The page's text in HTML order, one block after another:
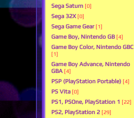
Sega Saturn [0]
Sega 32X [0]
Sega Game Gear [1]
Game Boy, Nintendo GB [4]
Game Boy Color, Nintendo GBC
[1]
Game Boy Advance, Nintendo
GBA [4]
PSP (PlayStation Portable) [4]
PS Vita [0]
PS1, PSOne, PlayStation 1 [22]
PS2, PlayStation 2 [29]